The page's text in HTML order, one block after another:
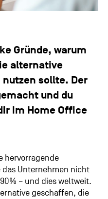
Gründe, warum
alternative
sollte. Der
und du
im Home Office
hervorragende
Unternehmen nicht
– und dies weltweit.
geschaffen, die